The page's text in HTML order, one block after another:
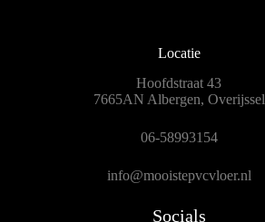
Locatie
Hoofdstraat 43
7665AN Albergen, Overijssel
06-58993154
info@mooistepvcvloer.nl
Socials